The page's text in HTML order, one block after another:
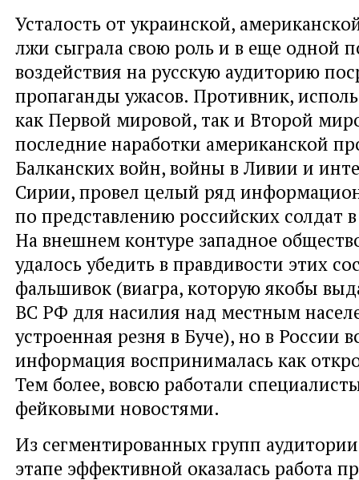
Усталость от украинской,
лжи сыграла свою роль и в еще одной
воздействия на русскую аудиторию
пропаганды ужасов. Противник,
как Первой мировой, так и Второй
последние наработки американской
Балканских войн, войны в Ливии и
Сирии, провел целый ряд
по представлению российских солдат в
На внешнем контуре западное
удалось убедить в правдивости этих
фальшивок (виагра, которую якобы
ВС РФ для насилия над местным
устроенная резня в Буче), но в России
информация воспринималась как
Тем более, вовсю работали
фейковыми новостями.
Из сегментированных групп
этапе эффективной оказалась работа